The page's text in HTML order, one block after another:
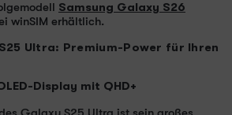
Samsung Galaxy S26
winSIM erhältlich.
Ultra: Premium-Power für Ihren
Display mit QHD+